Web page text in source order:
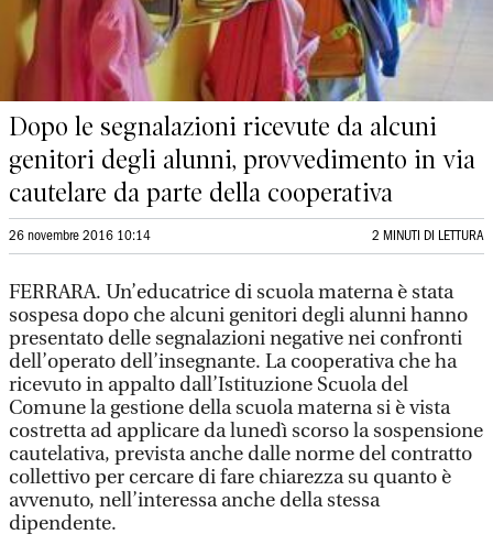
Dopo le segnalazioni ricevute da alcuni
genitori degli alunni, provvedimento in via
cautelare da parte della cooperativa
26 novembre 2016 10:14 2 MINUTI DI LETTURA
FERRARA. Un’educatrice di scuola materna è stata
sospesa dopo che alcuni genitori degli alunni hanno
presentato delle segnalazioni negative nei confronti
dell’operato dell’insegnante. La cooperativa che ha
ricevuto in appalto dall’Istituzione Scuola del
Comune la gestione della scuola materna si è vista
costretta ad applicare da lunedì scorso la sospensione
cautelativa, prevista anche dalle norme del contratto
collettivo per cercare di fare chiarezza su quanto è
avvenuto, nell’interessa anche della stessa
dipendente.